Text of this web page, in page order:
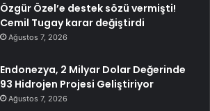
Özgür Özel’e destek sözü vermişti!
Cemil Tugay karar değiştirdi
Ağustos 7, 2026
Endonezya, 2 Milyar Dolar Değerinde
93 Hidrojen Projesi Geliştiriyor
Ağustos 7, 2026